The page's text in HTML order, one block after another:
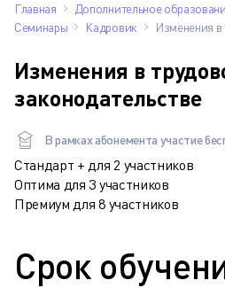
Главная Дополнительное
Семинары
Кадровик Изменения в
Изменения в
законодательстве
В рамках абонемента участие
Стандарт + для 2 участников
Оптима для 3 участников
Премиум для 8 участников
Срок